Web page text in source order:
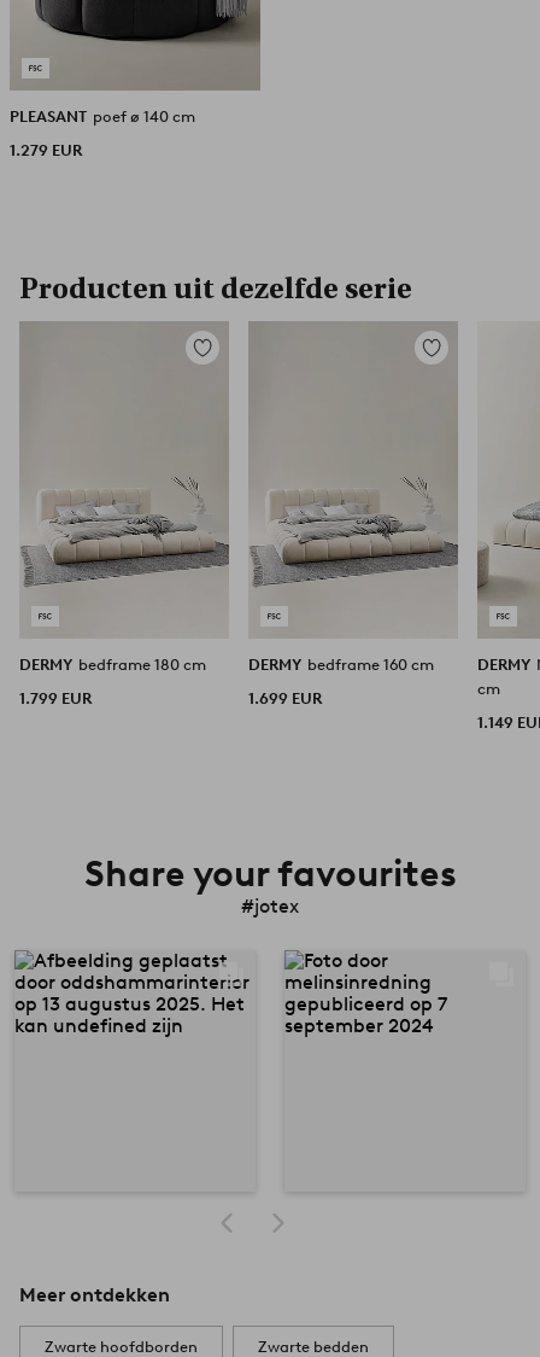
PLEASANT poef ø 140 cm
1.279 EUR
Producten uit dezelfde serie
Toevoegen
DERMY bedframe 180 cm
1.799 EUR
Toevoegen
DERMY bedframe 160 cm
1.699 EUR
DERMY
cm
1.149
Share your favourites
#jotex
Meer ontdekken
Zwarte hoofdborden Zwarte bedden